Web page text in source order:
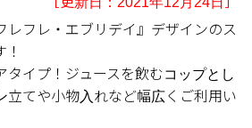
レフレ・エブリデイ』デザインのス
タイプ！ジュースを飲むコップとし
立てや小物入れなど幅広くご利用い